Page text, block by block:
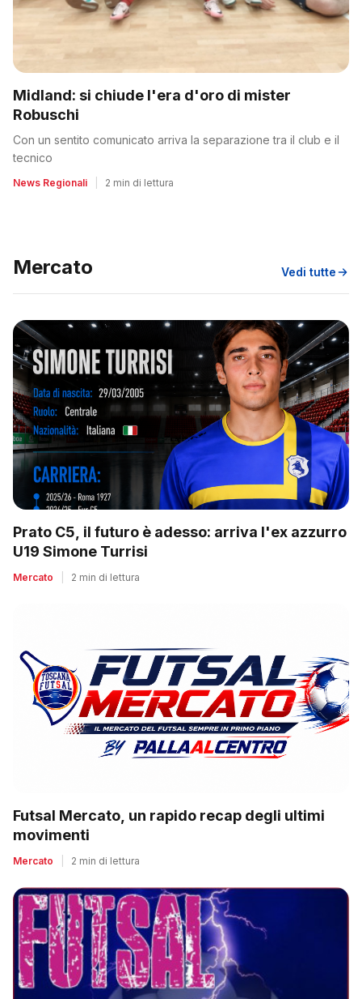
Midland: si chiude l'era d'oro di mister
Robuschi
Con un sentito comunicato arriva la separazione tra il club e il
tecnico
News Regionali 2 min di lettura
Mercato Vedi tutte
Prato C5, il futuro è adesso: arriva l'ex azzurro
U19 Simone Turrisi
Mercato 2 min di lettura
Futsal Mercato, un rapido recap degli ultimi
movimenti
Mercato 2 min di lettura